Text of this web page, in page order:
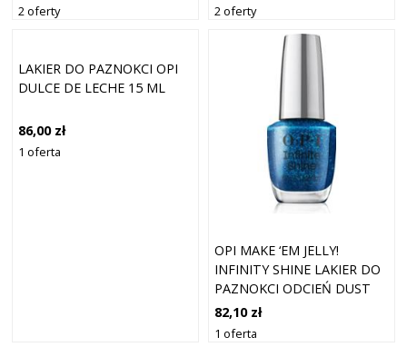
2 oferty 2 oferty
LAKIER DO PAZNOKCI OPI
DULCE DE LECHE 15 ML
86,00 zł
1 oferta
OPI MAKE ‘EM JELLY!
INFINITY SHINE LAKIER DO
PAZNOKCI ODCIEŃ DUST
THE COMPETITION 15 ML
82,10 zł
1 oferta